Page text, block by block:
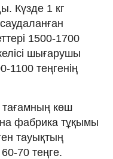
Күзде 1 кг
1500-1700
шығарушы
1100 теңгенің
тағамның көш
фабрика тұқымы
тауықтың
70 теңге.